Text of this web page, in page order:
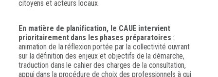
citoyens et acteurs locaux.
En matière de planification, le CAUE intervient
prioritairement dans les phases préparatoires :
animation de la réflexion portée par la collectivité ouvrant
sur la définition des enjeux et objectifs de la démarche,
traduction dans le cahier des charges de la consultation,
appui dans la procédure de choix des professionnels à qui